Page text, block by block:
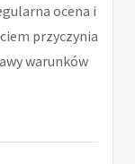
ocena i
przyczynia
warunków